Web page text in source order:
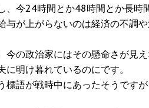
、今24時間とか48時間とか長
与が上がらないのは経済の不調
の政治家にはその懸命さが見え
明け暮れているのにです。
標語が戦時中にあったそうです